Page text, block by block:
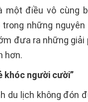
một điều vô cùng
những nguyên
đưa ra những giải
hơn.
khóc người cười”
du lịch không đón